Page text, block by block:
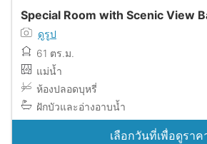
Special Room with Scenic View
ดูรูป
61 ตร.ม.
แม่น้ำ
ห้องปลอดบุหรี่
ฝักบัวและอ่างอาบน้ำ
เลือกวันที่เพื่อดูราค